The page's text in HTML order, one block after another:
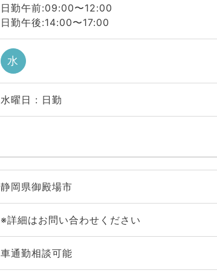
日勤午前:09:00〜12:00
日勤午後:14:00〜17:00
水
水曜日 : 日勤
静岡県御殿場市
※詳細はお問い合わせください
車通勤相談可能